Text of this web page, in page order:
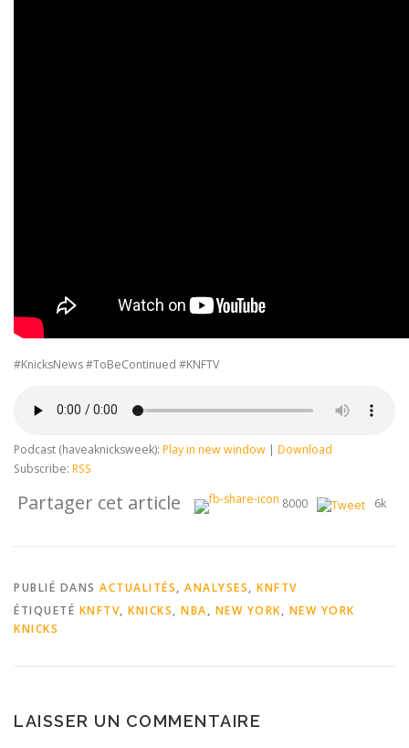
#KnicksNews #ToBeContinued #KNFTV
Podcast (haveaknicksweek): Play in new window | Download
Subscribe: RSS
Partager cet article 8000 6k
PUBLIÉ DANS ACTUALITÉS, ANALYSES, KNFTV
ÉTIQUETÉ KNFTV, KNICKS, NBA, NEW YORK, NEW YORK
KNICKS
LAISSER UN COMMENTAIRE